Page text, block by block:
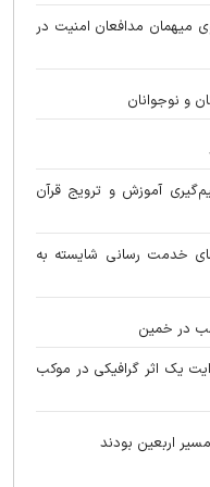
میهمان مدافعان امنیت در
و نوجوانان
آموزش و ترویج قرآن
خدمت رسانی شایسته به
یک اثر گرافیکی در موکب